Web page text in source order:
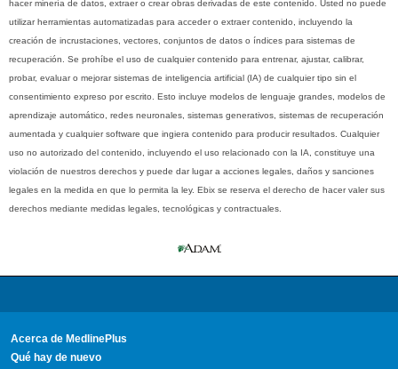
hacer minería de datos, extraer o crear obras derivadas de este contenido. Usted no puede
utilizar herramientas automatizadas para acceder o extraer contenido, incluyendo la
creación de incrustaciones, vectores, conjuntos de datos o índices para sistemas de
recuperación. Se prohíbe el uso de cualquier contenido para entrenar, ajustar, calibrar,
probar, evaluar o mejorar sistemas de inteligencia artificial (IA) de cualquier tipo sin el
consentimiento expreso por escrito. Esto incluye modelos de lenguaje grandes, modelos de
aprendizaje automático, redes neuronales, sistemas generativos, sistemas de recuperación
aumentada y cualquier software que ingiera contenido para producir resultados. Cualquier
uso no autorizado del contenido, incluyendo el uso relacionado con la IA, constituye una
violación de nuestros derechos y puede dar lugar a acciones legales, daños y sanciones
legales en la medida en que lo permita la ley. Ebix se reserva el derecho de hacer valer sus
derechos mediante medidas legales, tecnológicas y contractuales.
Acerca de MedlinePlus
Qué hay de nuevo